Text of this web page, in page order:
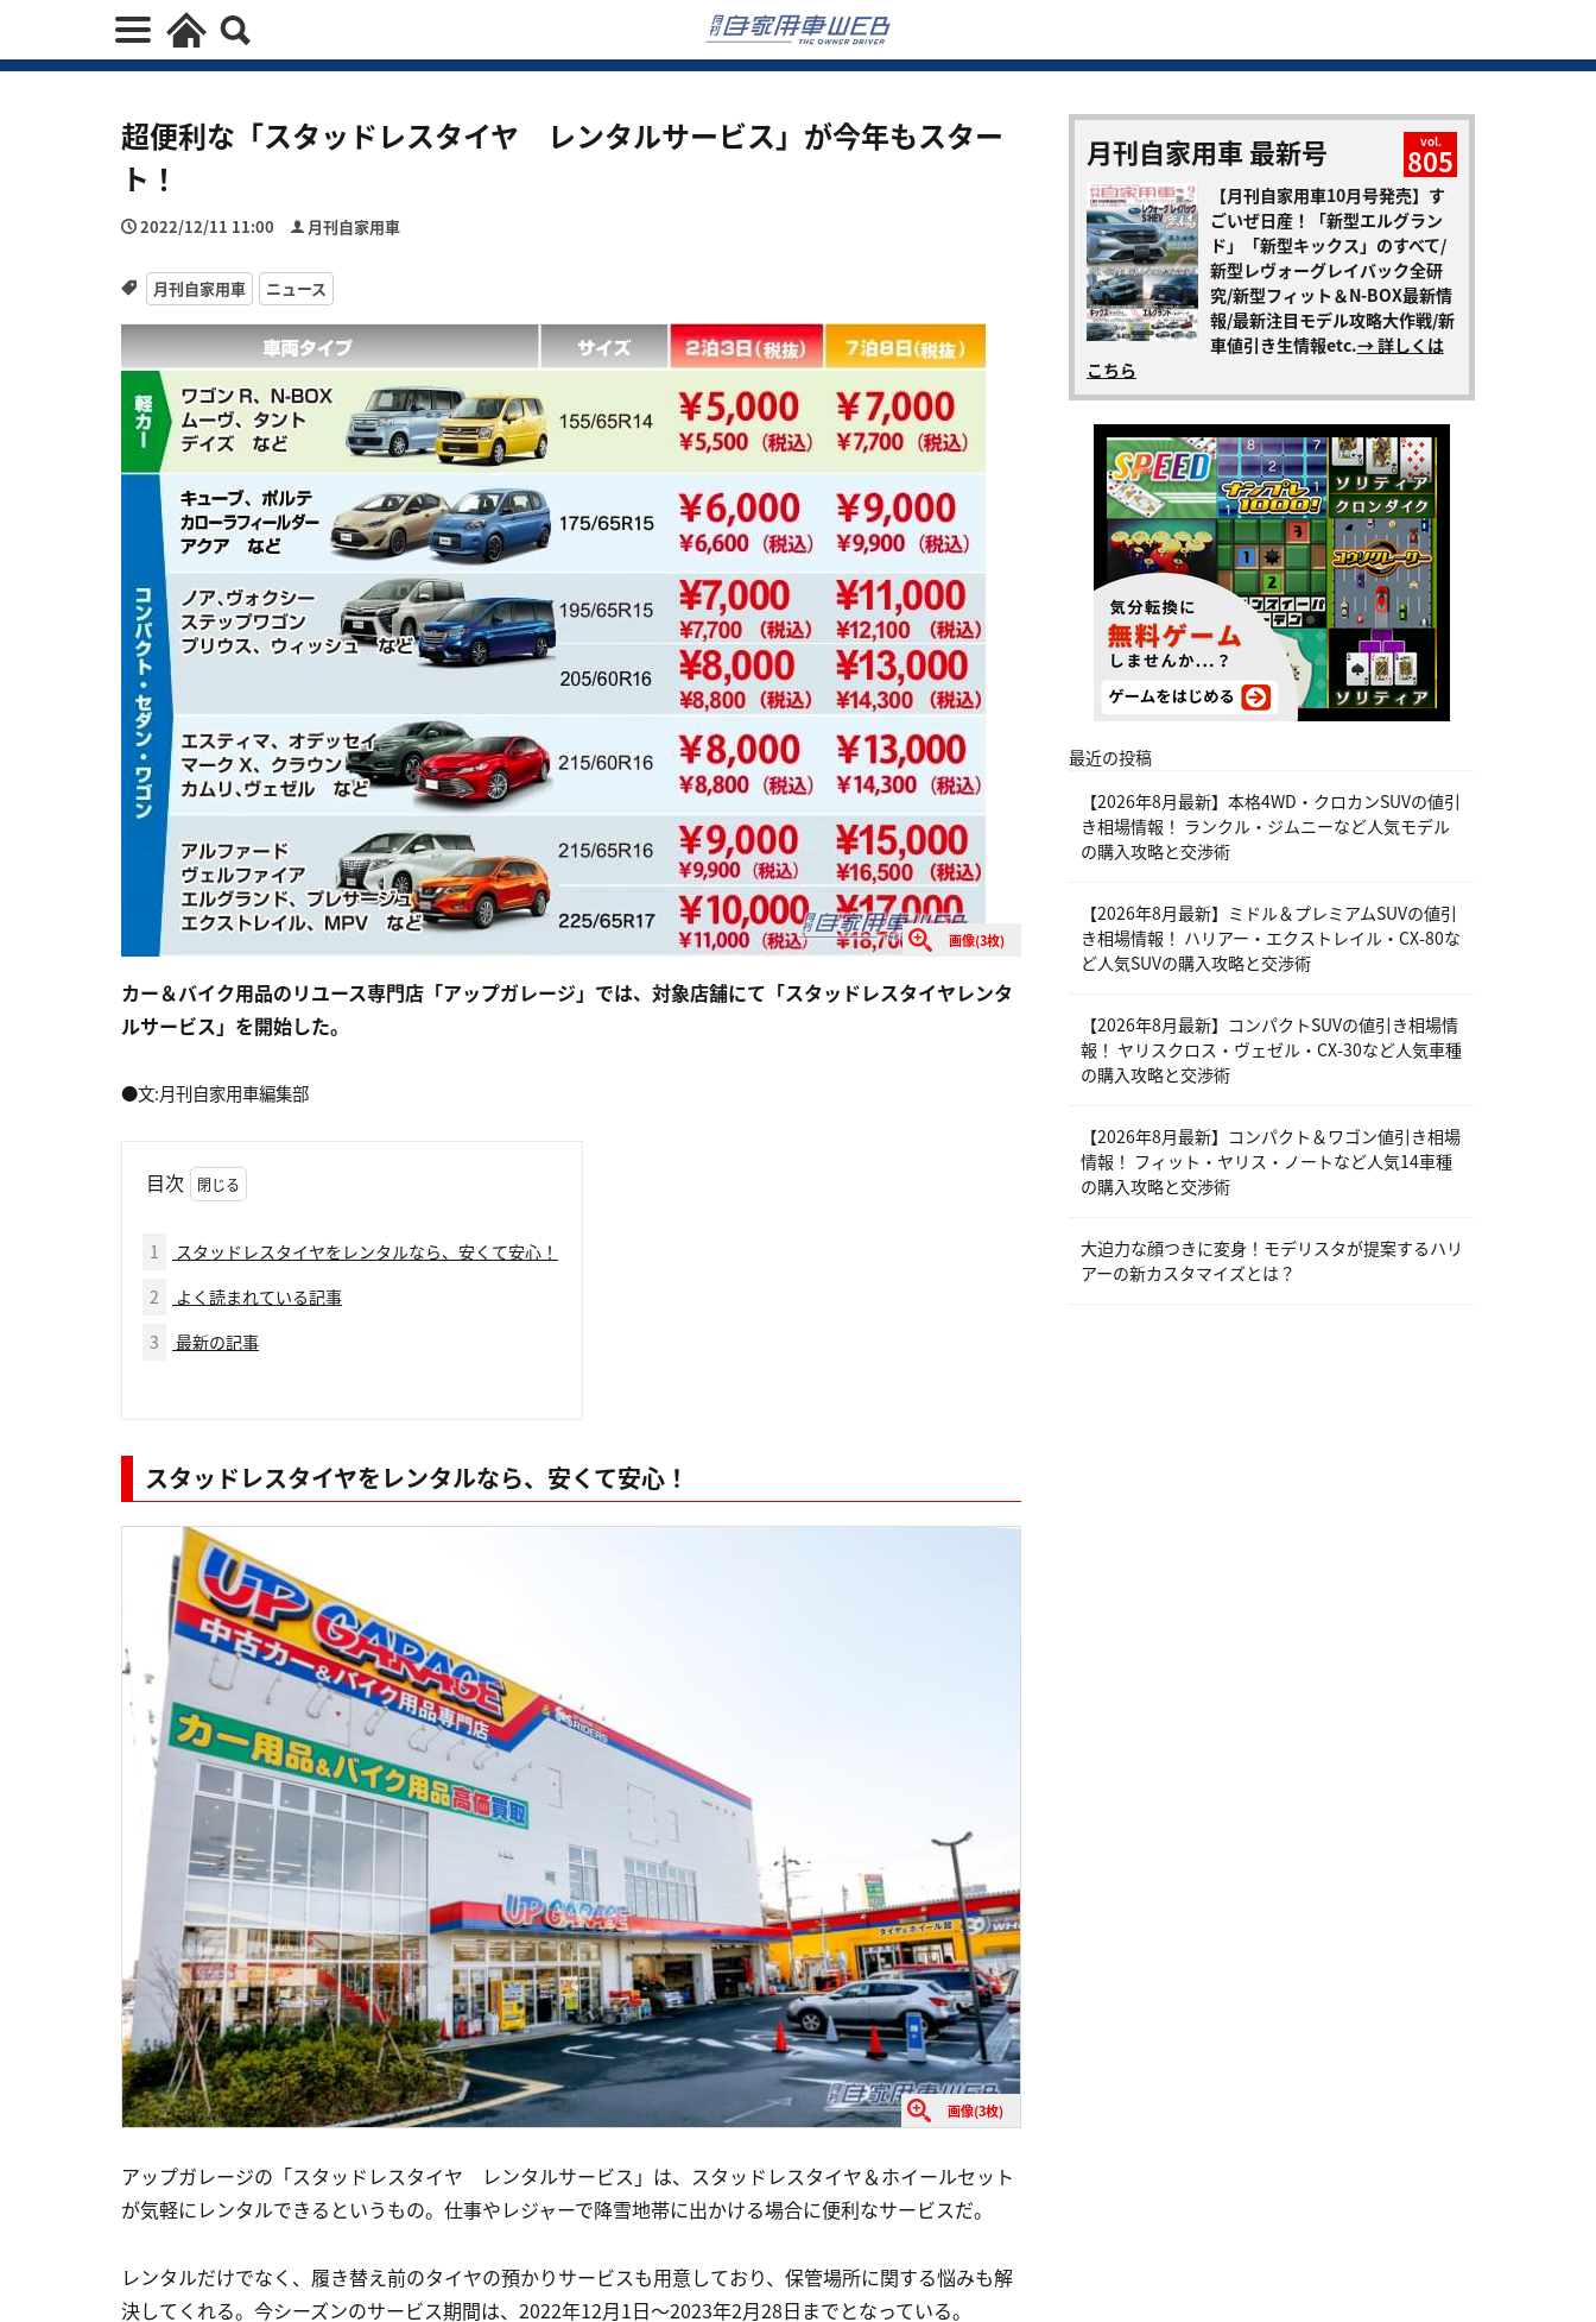
超便利な「スタッドレスタイヤ レンタルサービス」が今年もスター
ト！
2022/12/11 11:00 月刊自家用車
月刊自家用車 ニュース
画像(3枚)
カー＆バイク用品のリユース専門店「アップガレージ」では、対象店舗にて「スタッドレスタイヤレンタ
ルサービス」を開始した。
●文:月刊自家用車編集部
目次
1
スタッドレスタイヤをレンタルなら、安くて安心！
2
よく読まれている記事
3
最新の記事
スタッドレスタイヤをレンタルなら、安くて安心！
画像(3枚)
アップガレージの「スタッドレスタイヤ レンタルサービス」は、スタッドレスタイヤ＆ホイールセット
が気軽にレンタルできるというもの。仕事やレジャーで降雪地帯に出かける場合に便利なサービスだ。
レンタルだけでなく、履き替え前のタイヤの預かりサービスも用意しており、保管場所に関する悩みも解
決してくれる。今シーズンのサービス期間は、2022年12月1日～2023年2月28日までとなっている。
月刊自家用車 最新号 vol.
805
【月刊自家用車10月号発売】す
ごいぜ日産！「新型エルグラン
ド」「新型キックス」のすべて/
新型レヴォーグレイバック全研
究/新型フィット＆N-BOX最新情
報/最新注目モデル攻略大作戦/新
車値引き生情報etc.→ 詳しくは
こちら
最近の投稿
【2026年8月最新】本格4WD・クロカンSUVの値引
き相場情報！ ランクル・ジムニーなど人気モデル
の購入攻略と交渉術
【2026年8月最新】ミドル＆プレミアムSUVの値引
き相場情報！ ハリアー・エクストレイル・CX-80な
ど人気SUVの購入攻略と交渉術
【2026年8月最新】コンパクトSUVの値引き相場情
報！ ヤリスクロス・ヴェゼル・CX-30など人気車種
の購入攻略と交渉術
【2026年8月最新】コンパクト＆ワゴン値引き相場
情報！ フィット・ヤリス・ノートなど人気14車種
の購入攻略と交渉術
大迫力な顔つきに変身！モデリスタが提案するハリ
アーの新カスタマイズとは？